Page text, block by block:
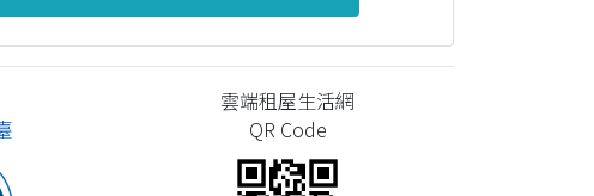
雲端租屋生活網
QR Code